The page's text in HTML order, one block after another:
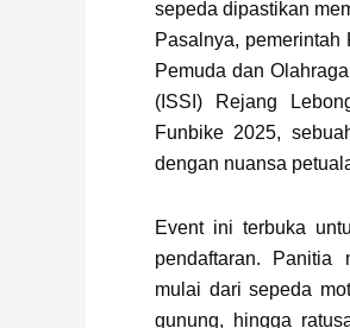
sepeda dipastikan
Pasalnya,
Pemuda dan
(ISSI) Rejang
Funbike 2025,
dengan nuansa
Event ini terbuka
pendaftaran. Panitia
mulai dari sepeda
gunung, hingga